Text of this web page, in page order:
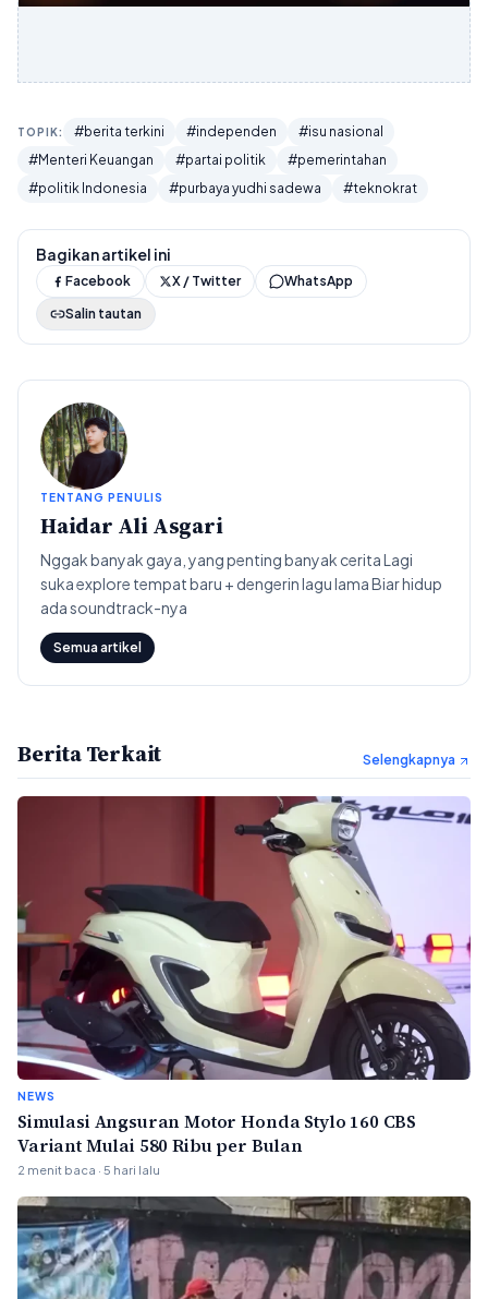
TOPIK: #berita terkini #independen
#isu nasional
#Menteri Keuangan
#partai politik
#pemerintahan
#politik Indonesia
#purbaya yudhi sadewa #teknokrat
Bagikan artikel ini
Facebook X / Twitter
WhatsApp
Salin tautan
TENTANG PENULIS
Haidar Ali Asgari
Nggak banyak gaya, yang penting banyak cerita Lagi
suka explore tempat baru + dengerin lagu lama Biar hidup
ada soundtrack-nya
Semua artikel
Berita Terkait Selengkapnya
NEWS
Simulasi Angsuran Motor Honda Stylo 160 CBS
Variant Mulai 580 Ribu per Bulan
2 menit baca · 5 hari lalu